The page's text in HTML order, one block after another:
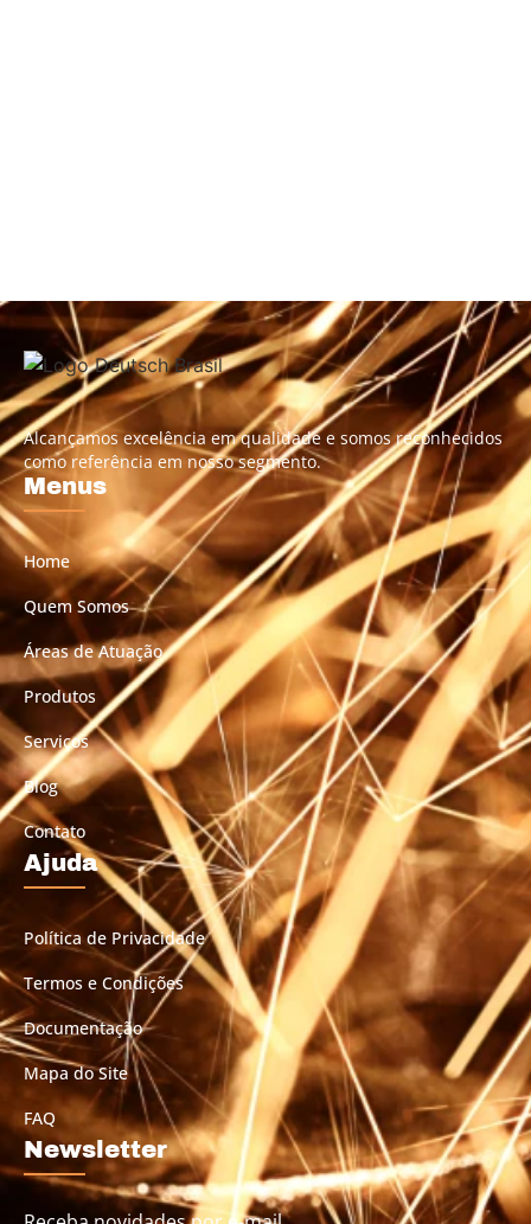
Alcançamos excelência em qualidade e somos reconhecidos
como referência em nosso segmento.
Menus
Home
Quem Somos
Áreas de Atuação
Produtos
Serviços
Blog
Contato
Ajuda
Política de Privacidade
Termos e Condições
Documentação
Mapa do Site
FAQ
Newsletter